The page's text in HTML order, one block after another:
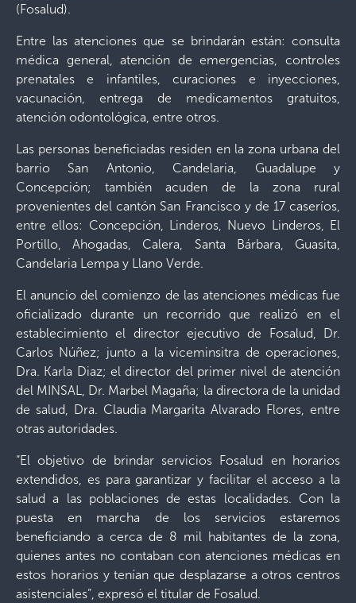
(Fosalud).
Entre las atenciones que se brindarán están: consulta
médica general, atención de emergencias, controles
prenatales e infantiles, curaciones e inyecciones,
vacunación, entrega de medicamentos gratuitos,
atención odontológica, entre otros.
Las personas beneficiadas residen en la zona urbana del
barrio San Antonio, Candelaria, Guadalupe y
Concepción; también acuden de la zona rural
provenientes del cantón San Francisco y de 17 caseríos,
entre ellos: Concepción, Linderos, Nuevo Linderos, El
Portillo, Ahogadas, Calera, Santa Bárbara, Guasita,
Candelaria Lempa y Llano Verde.
El anuncio del comienzo de las atenciones médicas fue
oficializado durante un recorrido que realizó en el
establecimiento el director ejecutivo de Fosalud, Dr.
Carlos Núñez; junto a la viceminsitra de operaciones,
Dra. Karla Diaz; el director del primer nivel de atención
del MINSAL, Dr. Marbel Magaña; la directora de la unidad
de salud, Dra. Claudia Margarita Alvarado Flores, entre
otras autoridades.
“El objetivo de brindar servicios Fosalud en horarios
extendidos, es para garantizar y facilitar el acceso a la
salud a las poblaciones de estas localidades. Con la
puesta en marcha de los servicios estaremos
beneficiando a cerca de 8 mil habitantes de la zona,
quienes antes no contaban con atenciones médicas en
estos horarios y tenían que desplazarse a otros centros
asistenciales”, expresó el titular de Fosalud.